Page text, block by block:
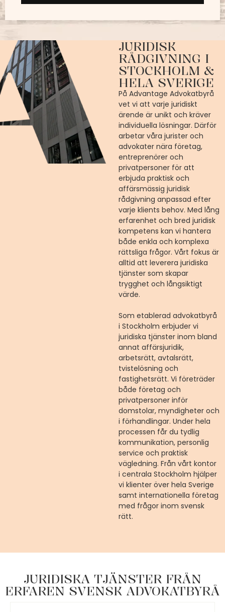
JURIDISK
RÅDGIVNING I
STOCKHOLM &
HELA SVERIGE
På Advantage Advokatbyrå
vet vi att varje juridiskt
ärende är unikt och kräver
individuella lösningar. Därför
arbetar våra jurister och
advokater nära företag,
entreprenörer och
privatpersoner för att
erbjuda praktisk och
affärsmässig juridisk
rådgivning anpassad efter
varje klients behov. Med lång
erfarenhet och bred juridisk
kompetens kan vi hantera
både enkla och komplexa
rättsliga frågor. Vårt fokus är
alltid att leverera juridiska
tjänster som skapar
trygghet och långsiktigt
värde.
Som etablerad advokatbyrå
i Stockholm erbjuder vi
juridiska tjänster inom bland
annat affärsjuridik,
arbetsrätt, avtalsrätt,
tvistelösning och
fastighetsrätt. Vi företräder
både företag och
privatpersoner inför
domstolar, myndigheter och
i förhandlingar. Under hela
processen får du tydlig
kommunikation, personlig
service och praktisk
vägledning. Från vårt kontor
i centrala Stockholm hjälper
vi klienter över hela Sverige
samt internationella företag
med frågor inom svensk
rätt.
JURIDISKA TJÄNSTER FRÅN
ERFAREN SVENSK ADVOKATBYRÅ